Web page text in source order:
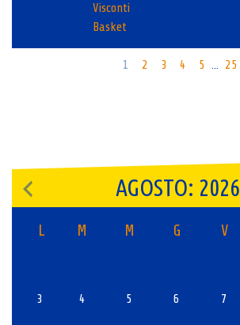
Visconti
Basket
1 2 3 4 5 25
AGOSTO: 2026
L M M G V
3 4 5 6 7